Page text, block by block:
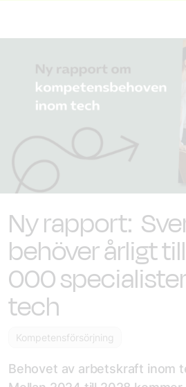
Ny rapport:
behöver årligt
000
tech
Kompetensförsörjning
Behovet av arbetskraft inom